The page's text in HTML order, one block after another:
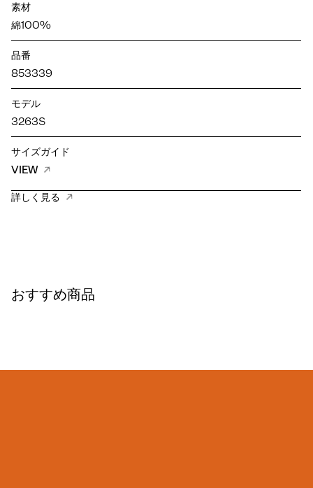
素材
綿100%
品番
853339
モデル
3263S
サイズガイド
VIEW
詳しく見る
おすすめ商品